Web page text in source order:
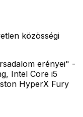
közösségi
erényei" -
Intel Core i5
HyperX Fury